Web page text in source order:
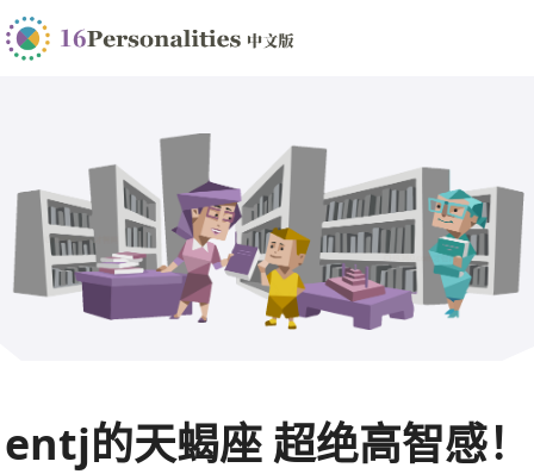
entj的天蝎座 超绝高智感！